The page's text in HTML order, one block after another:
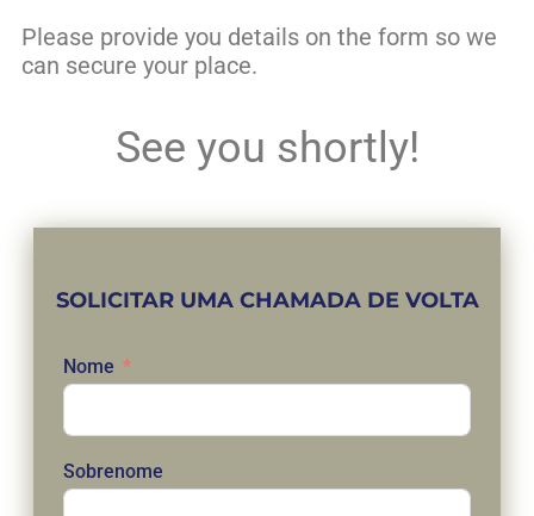
Please provide you details on the form so we
can secure your place.
See you shortly!
SOLICITAR UMA CHAMADA DE VOLTA
Nome
Sobrenome